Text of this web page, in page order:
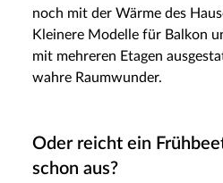
noch mit der Wärme des
Kleinere Modelle für Balkon
mit mehreren Etagen
wahre Raumwunder.
Oder reicht ein
schon aus?